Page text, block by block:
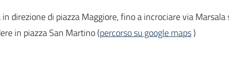
direzione di piazza Maggiore, fino a incrociare via
in piazza San Martino (percorso su google maps)